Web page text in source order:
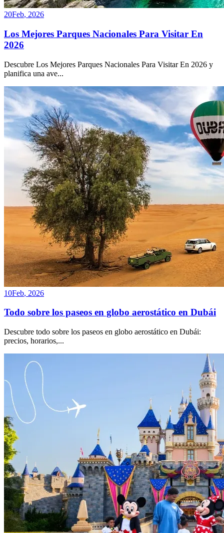
20Feb, 2026
Los Mejores Parques Nacionales Para Visitar En
2026
Descubre Los Mejores Parques Nacionales Para Visitar En 2026 y
planifica una ave...
10Feb, 2026
Todo sobre los paseos en globo aerostático en Dubái
Descubre todo sobre los paseos en globo aerostático en Dubái:
precios, horarios,...